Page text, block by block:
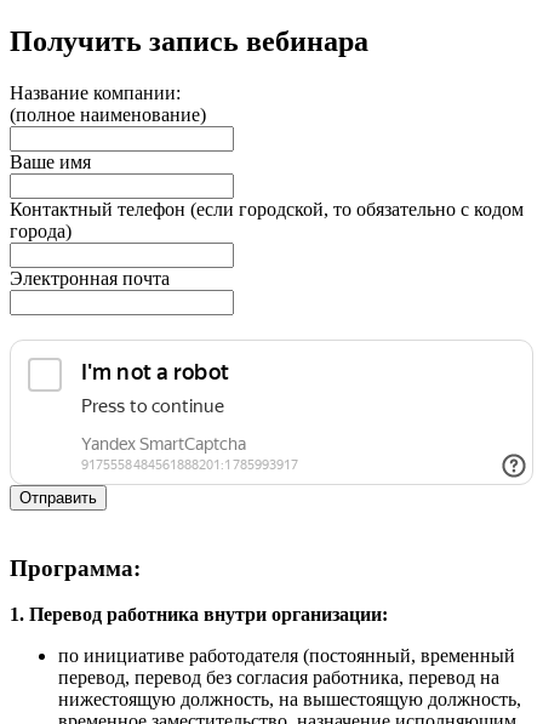
Получить запись вебинара
Название компании:
(полное наименование)
Ваше имя
Контактный телефон (если городской, то обязательно с кодом
города)
Электронная почта
Отправить
Программа:
1. Перевод работника внутри организации:
по инициативе работодателя (постоянный, временный
перевод, перевод без согласия работника, перевод на
нижестоящую должность, на вышестоящую должность,